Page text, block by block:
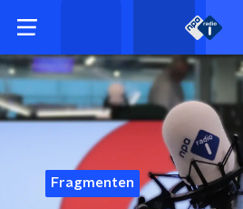
Fragmenten